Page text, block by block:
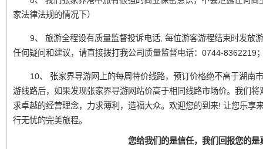
家法律法规的情况下）
9、 旅游全程设有质量监督投诉电话, 每位游客游程结束时发放
任何疑问和建议，请直接拨打我公司质量监督电话：0744-8362219
10、 张家界导游网上的每周特价线路，预订价格绝不高于湖南
游线路后，如果发现张家界导游网站价高于相同线路市场价。我们
求卓越的经营理念，力求薄利，造福大众。欢迎您的到来! 让您乐享
行无忧的完美旅程。
您给我们的是信任，我们回报您的是